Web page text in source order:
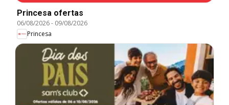
Princesa ofertas
06/08/2026- 09/08/2026
Princesa